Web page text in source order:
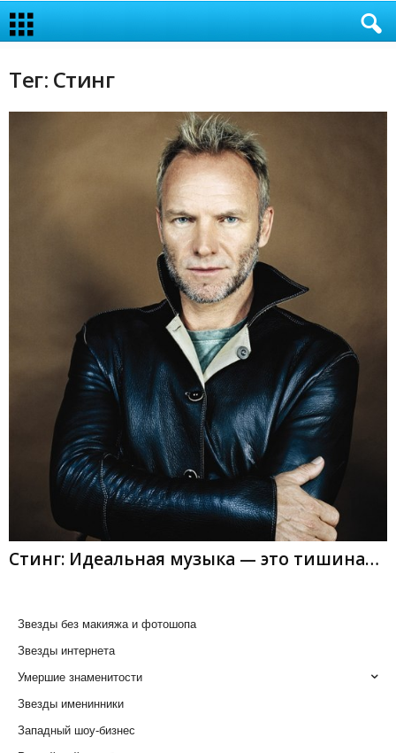
Тег: Стинг
Стинг: Идеальная музыка — это тишина…
Звезды без макияжа и фотошопа
Звезды интернета
Умершие знаменитости
Звезды именинники
Западный шоу-бизнес